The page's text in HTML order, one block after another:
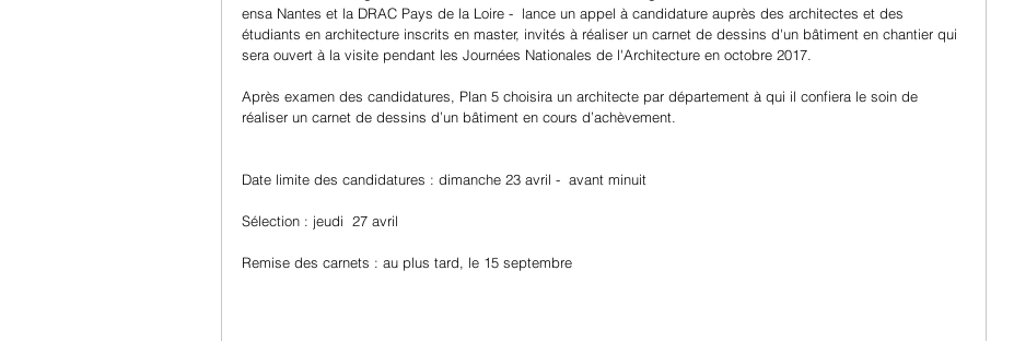
ensa Nantes et la DRAC Pays de la Loire -  lance un appel à candidature auprès des architectes et des
étudiants en architecture inscrits en master, invités à réaliser un carnet de dessins d'un bâtiment en chantier qui
sera ouvert à la visite pendant les Journées Nationales de l'Architecture en octobre 2017.
Après examen des candidatures, Plan 5 choisira un architecte par département à qui il confiera le soin de
réaliser un carnet de dessins d’un bâtiment en cours d’achèvement.
Date limite des candidatures : dimanche 23 avril -  avant minuit
Sélection : jeudi  27 avril
Remise des carnets : au plus tard, le 15 septembre